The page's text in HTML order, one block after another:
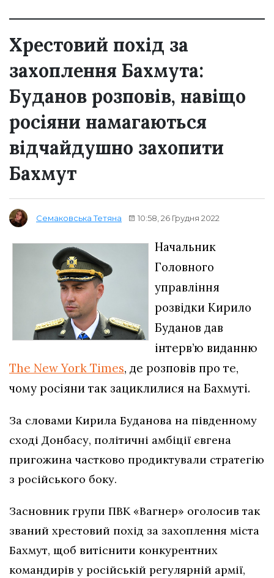
Хрестовий похід за
захоплення Бахмута:
Буданов розповів, навіщо
росіяни намагаються
відчайдушно захопити
Бахмут
Семаковська Тетяна 10:58, 26 Грудня 2022
Начальник
Головного
управління
розвідки Кирило
Буданов дав
інтерв’ю виданню
The New York Times, де розповів про те,
чому росіяни так зациклилися на Бахмуті.
За словами Кирила Буданова на південному
сході Донбасу, політичні амбіції євгена
пригожина частково продиктували стратегію
з російського боку.
Засновник групи ПВК «Вагнер» оголосив так
званий хрестовий похід за захоплення міста
Бахмут, щоб витіснити конкурентних
командирів у російській регулярній армії,